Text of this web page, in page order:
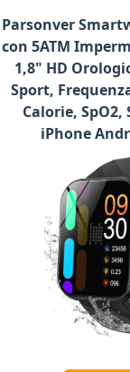
Parsonver
con 5ATM
1,8" HD
Sport,
Calorie,
iPhone